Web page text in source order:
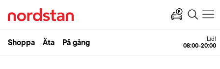
Shoppa Äta På gång Lidl
08:00-20:00